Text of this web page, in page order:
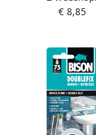
€ 8,85